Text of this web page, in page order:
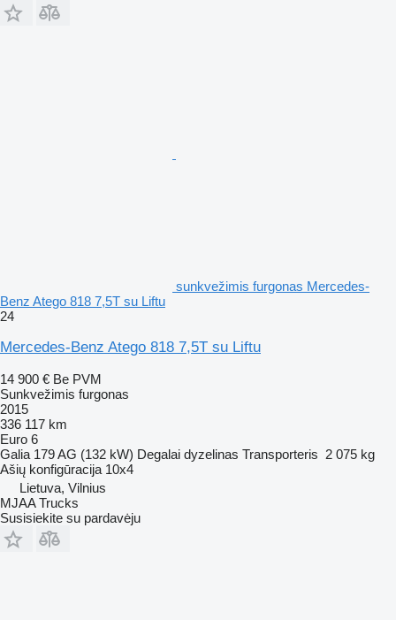
sunkvežimis furgonas Mercedes-
Benz Atego 818 7,5T su Liftu
24
Mercedes-Benz Atego 818 7,5T su Liftu
14 900 € Be PVM
Sunkvežimis furgonas
2015
336 117 km
Euro 6
Galia 179 AG (132 kW) Degalai dyzelinas Transporteris 2 075 kg
Ašių konfigūracija 10x4
Lietuva, Vilnius
MJAA Trucks
Susisiekite su pardavėju